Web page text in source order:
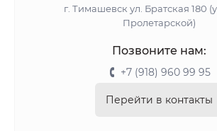
г. Тимашевск ул. Братская 180
Пролетарской)
Позвоните нам:
+7 (918) 960 99 95
Перейти в контакты